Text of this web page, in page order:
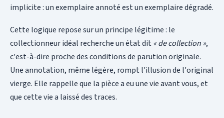
implicite : un exemplaire annoté est un exemplaire dégradé.
Cette logique repose sur un principe légitime : le
collectionneur idéal recherche un état dit« de collection »,
c'est-à-dire proche des conditions de parution originale.
Une annotation, même légère, rompt l'illusion de l'original
vierge. Elle rappelle que la pièce a eu une vie avant vous, et
que cette vie a laissé des traces.